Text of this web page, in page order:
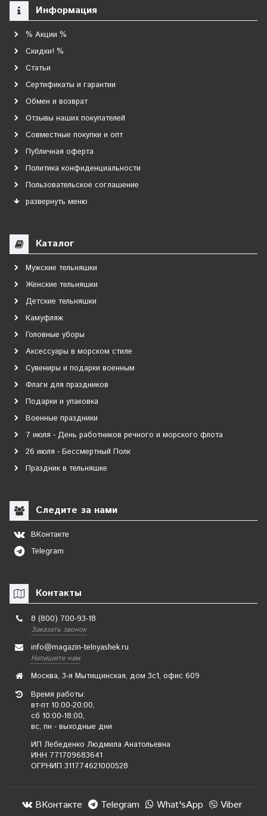
Информация
% Акции %
Скидки! %
Статьи
Сертификаты и гарантии
Обмен и возврат
Отзывы наших покупателей
Совместные покупки и опт
Публичная оферта
Политика конфиденциальности
Пользовательское соглашение
развернуть меню
Каталог
Мужские тельняшки
Женские тельняшки
Детские тельняшки
Камуфляж
Головные уборы
Аксессуары в морском стиле
Сувениры и подарки военным
Флаги для праздников
Подарки и упаковка
Военные праздники
7 июля - День работников речного и морского флота
26 июля - Бессмертный Полк
Праздник в тельняшке
Следите за нами
ВКонтакте
Telegram
Контакты
8 (800) 700-93-18
Заказать звонок
info@magazin-telnyashek.ru
Напишите нам
Москва, 3-я Мытищинская, дом 3с1, офис 609
Время работы:
вт-пт 10:00-20:00,
сб 10:00-18:00,
вс, пн - выходные дни
ИП Лебеденко Людмила Анатольевна
ИНН 771709683641
ОГРНИП 311774621000528
ВКонтакте Telegram What'sApp Viber